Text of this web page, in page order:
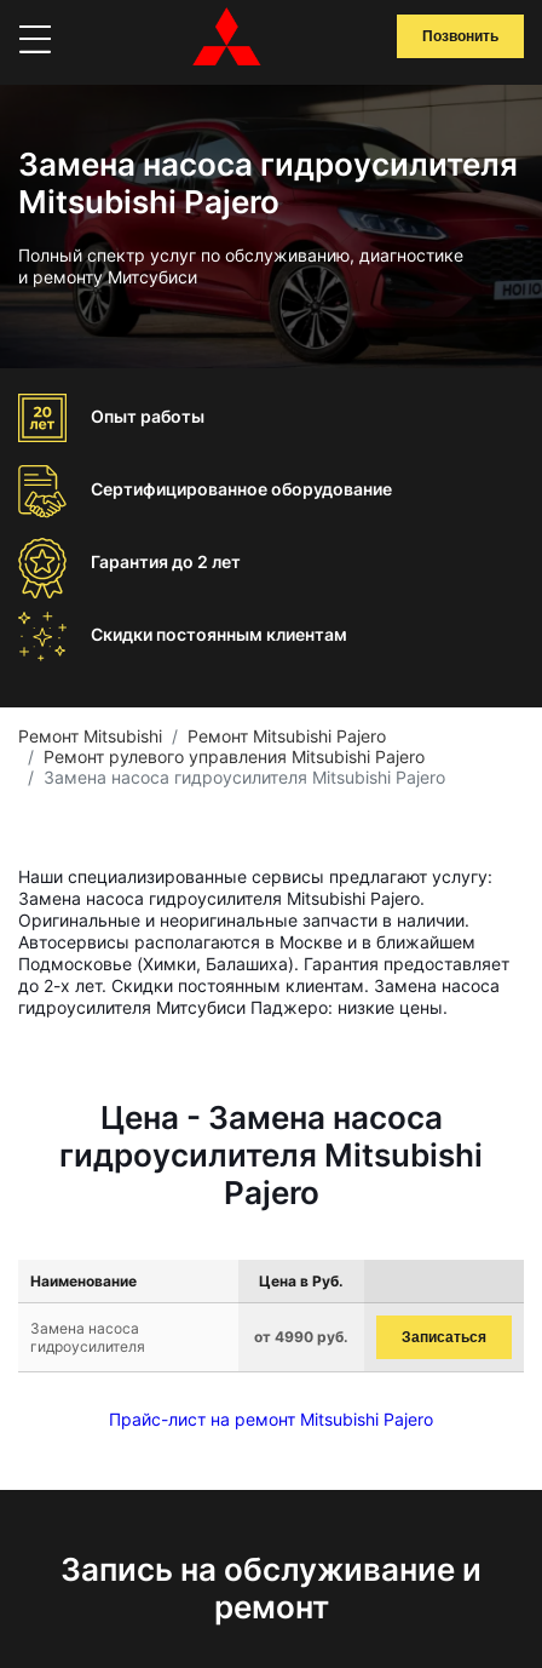
Позвонить
Замена насоса гидроусилителя
Mitsubishi Pajero
Полный спектр услуг по обслуживанию, диагностике
и ремонту Митсубиси
Опыт работы
Сертифицированноеоборудование
Гарантиядо 2 лет
Скидки постоянным клиентам
Ремонт Mitsubishi
Ремонт Mitsubishi Pajero
Ремонт рулевого управления Mitsubishi Pajero
Замена насоса гидроусилителя Mitsubishi Pajero
Наши специализированные сервисы предлагают услугу:
Замена насоса гидроусилителя Mitsubishi Pajero.
Оригинальные и неоригинальные запчасти в наличии.
Автосервисы располагаются в Москве и в ближайшем
Подмосковье (Химки, Балашиха). Гарантия предоставляет
до 2-х лет. Скидки постоянным клиентам. Замена насоса
гидроусилителя Митсубиси Паджеро: низкие цены.
Цена - Замена насоса
гидроусилителя Mitsubishi
Pajero
Наименование Цена в Руб.
Замена насоса
гидроусилителя
от 4990 руб. Записаться
Прайс-лист на ремонт Mitsubishi Pajero
Запись на обслуживание и
ремонт